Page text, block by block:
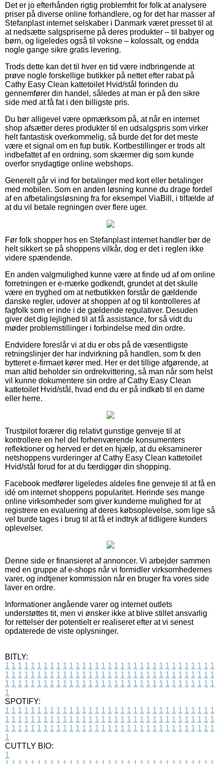
Det er jo efterhånden rigtig problemfrit for folk at analysere
priser på diverse online forhandlere, og for det har masser af
Stefanplast internet selskaber i Danmark været presset til at
at nedsætte salgspriserne på deres produkter – til babyer og
børn, og ligeledes også til voksne – kolossalt, og endda
nogle gange sikre gratis levering.
Trods dette kan det til hver en tid være indbringende at
prøve nogle forskellige butikker på nettet efter rabat på
Cathy Easy Clean kattetoilet Hvid/stål forinden du
gennemfører din handel, således at man er på den sikre
side med at få fat i den billigste pris.
Du bør alligevel være opmærksom på, at når en internet
shop afsætter deres produkter til en udsalgspris som virker
helt fantastisk overkommelig, så burde det for det meste
være et signal om en fup butik. Kortbestillinger er trods alt
indbefattet af en ordning, som skærmer dig som kunde
overfor snydagtige online webshops.
Generelt går vi ind for betalinger med kort eller betalinger
med mobilen. Som en anden løsning kunne du drage fordel
af en afbetalingsløsning fra for eksempel ViaBill, i tilfælde af
at du vil betale regningen over flere uger.
Før folk shopper hos en Stefanplast internet handler bør de
helt sikkert se på shoppens vilkår, dog er det i reglen ikke
videre spændende.
En anden valgmulighed kunne være at finde ud af om online
forretningen er e-mærke godkendt, grundet at det skulle
være en tryghed om at netbutikken forstår de gældende
danske regler, udover at shoppen af og til kontrolleres af
fagfolk som er inde i de gældende regulativer. Desuden
giver det dig lejlighed til at få assistance, for så vidt du
møder problemstillinger i forbindelse med din ordre.
Endvidere foreslår vi at du er obs på de væsentligste
retningslinjer der har indvirkning på handlen, som fx den
bytteret e-firmaet kører med. Her er det tillige afgørende, at
man altid beholder sin ordrekvittering, så man når som helst
vil kunne dokumentere sin ordre af Cathy Easy Clean
kattetoilet Hvid/stål, hvad end du er på indkøb til en dame
eller herre.
Trustpilot forærer dig relativt gunstige genveje til at
kontrollere en hel del forhenværende konsumenters
reflektioner og herved er det en hjælp, at du eksaminerer
netshoppens vurderinger af Cathy Easy Clean kattetoilet
Hvid/stål forud for at du færdiggør din shopping.
Facebook medfører ligeledes aldeles fine genveje til at få en
idé om internet shoppens popularitet. Herinde ses mange
online virksomheder som giver kunderne mulighed for at
registrere en evaluering af deres købsoplevelse, som lige så
vel burde tages i brug til at få et indtryk af tidligere kunders
oplevelser.
Denne side er finansieret af annoncer. Vi arbejder sammen
med en gruppe af e-shops når vi formidler virksomhedernes
varer, og indtjener kommission når en bruger fra vores side
laver en ordre.
Informationer angående varer og internet outlets
understøttes tit, men vi ønsker ikke at blive stillet ansvarlig
for rettelser der potentielt er realiseret efter at vi senest
opdaterede de viste oplysninger.
BITLY:
1 1 1 1 1 1 1 1 1 1 1 1 1 1 1 1 1 1 1 1 1 1 1 1 1 1 1 1 1 1 1 1 1
1 1 1 1 1 1 1 1 1 1 1 1 1 1 1 1 1 1 1 1 1 1 1 1 1 1 1 1 1 1 1 1 1
1 1 1 1 1 1 1 1 1 1 1 1 1 1 1 1 1 1 1 1 1 1 1 1 1 1 1 1 1 1 1 1 1
1
SPOTIFY:
1 1 1 1 1 1 1 1 1 1 1 1 1 1 1 1 1 1 1 1 1 1 1 1 1 1 1 1 1 1 1 1 1
1 1 1 1 1 1 1 1 1 1 1 1 1 1 1 1 1 1 1 1 1 1 1 1 1 1 1 1 1 1 1 1 1
1 1 1 1 1 1 1 1 1 1 1 1 1 1 1 1 1 1 1 1 1 1 1 1 1 1 1 1 1 1 1 1 1
1
CUTTLY BIO:
1